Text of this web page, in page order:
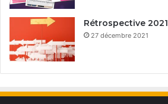
Rétrospective 2021
27 décembre 2021